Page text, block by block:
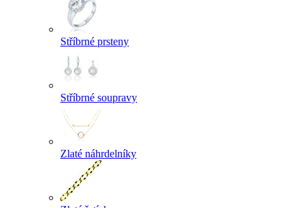
Stříbrné prsteny
Stříbrné soupravy
Zlaté náhrdelníky